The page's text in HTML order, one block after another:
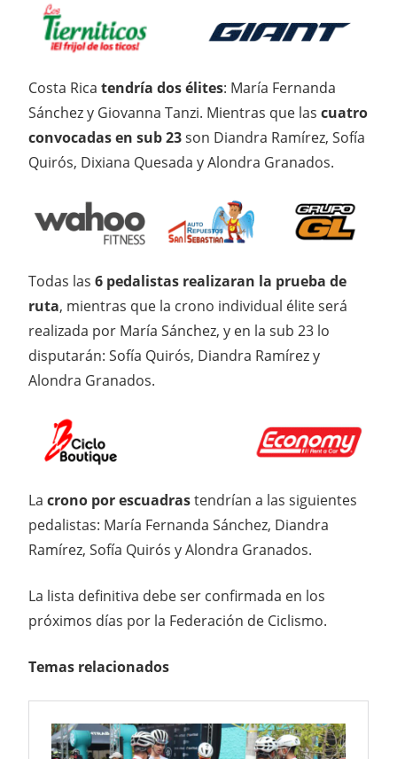
Costa Rica tendría dos élites: María Fernanda
Sánchez y Giovanna Tanzi. Mientras que las cuatro
convocadas en sub 23son Diandra Ramírez, Sofía
Quirós, Dixiana Quesada y Alondra Granados.
Todas las 6 pedalistas realizaran la prueba de
ruta, mientras que la crono individual élite será
realizada por María Sánchez, y en la sub 23 lo
disputarán: Sofía Quirós, Diandra Ramírez y
Alondra Granados.
La crono por escuadrastendrían a las siguientes
pedalistas: María Fernanda Sánchez, Diandra
Ramírez, Sofía Quirós y Alondra Granados.
La lista definitiva debe ser confirmada en los
próximos días por la Federación de Ciclismo.
Temas relacionados